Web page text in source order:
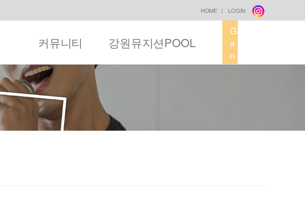
HOME | LOGIN
커뮤니티 강원뮤지션POOL
G
a
n
g
u